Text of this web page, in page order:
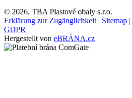
© 2026, TBA Plastové obaly s.r.o.
Erklärung zur Zugänglichkeit | Sitemap |
GDPR
Hergestellt von eBRÁNA.cz